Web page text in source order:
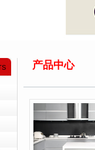
产品中心